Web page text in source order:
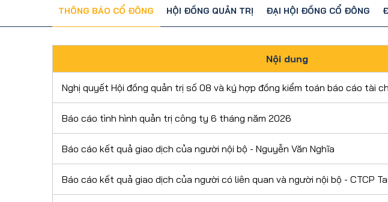
THÔNG BÁO CỔ ĐÔNG HỘI ĐỒNG QUẢN TRỊ ĐẠI HỘI ĐỒNG CỔ ĐÔNG
Nội dung
Nghị quyết Hội đồng quản trị số 08 và ký hợp đồng kiểm toán báo cáo tài
Báo cáo tình hình quản trị công ty 6 tháng năm 2026
Báo cáo kết quả giao dịch của người nội bộ - Nguyễn Văn Nghĩa
Báo cáo kết quả giao dịch của người có liên quan và người nội bộ - CTCP